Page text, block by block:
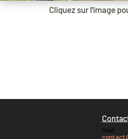
Cliquez sur l'image
mail: